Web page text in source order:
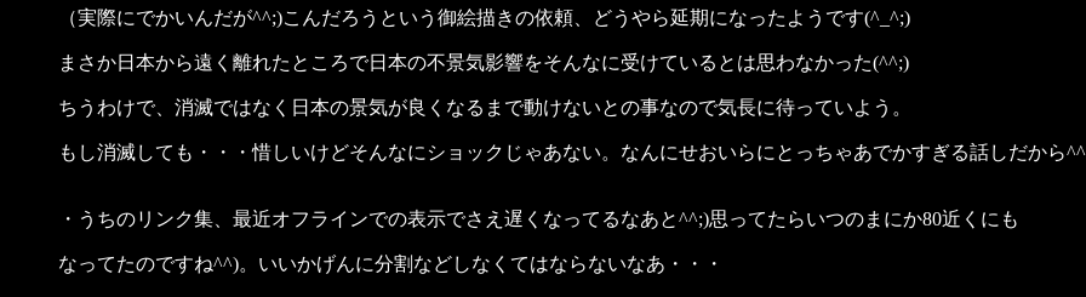
（実際にでかいんだが^^;)こんだろうという御絵描きの依頼、どうやら延期になったようです(^_^;)
まさか日本から遠く離れたところで日本の不景気影響をそんなに受けているとは思わなかった(^^;)
ちうわけで、消滅ではなく日本の景気が良くなるまで動けないとの事なので気長に待っていよう。
もし消滅しても・・・惜しいけどそんなにショックじゃあない。なんにせおいらにとっちゃあでかすぎる話しだから
・うちのリンク集、最近オフラインでの表示でさえ遅くなってるなあと^^;)思ってたらいつのまにか80近くにも
なってたのですね^^)。いいかげんに分割などしなくてはならないなあ・・・